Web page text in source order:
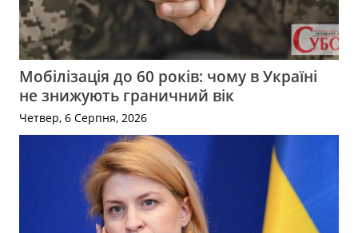
Мобілізація до 60 років: чому в Україні
не знижують граничний вік
Четвер, 6 Серпня, 2026